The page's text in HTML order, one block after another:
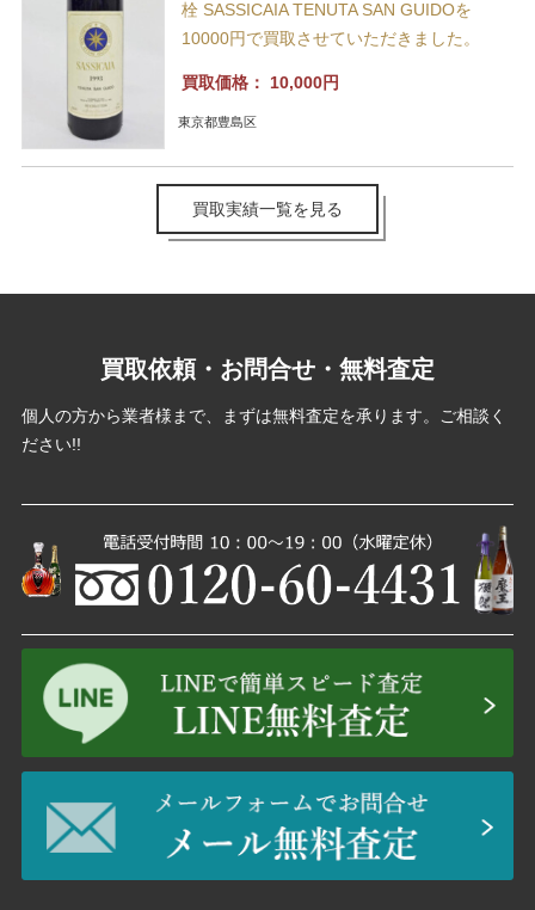
栓 SASSICAIA TENUTA SAN GUIDOを
10000円で買取させていただきました。
買取価格： 10,000円
東京都豊島区
買取実績一覧を見る
買取依頼・お問合せ・無料査定
個人の方から業者様まで、まずは無料査定を承ります。ご相談く
ださい!!